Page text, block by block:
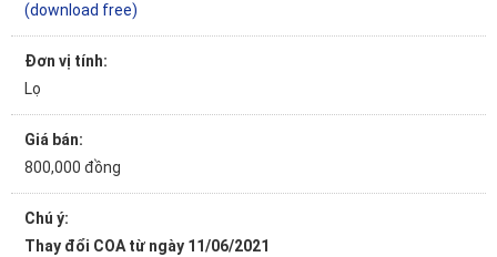
(download free)
Đơn vị tính:
Lọ
Giá bán:
800,000 đồng
Chú ý:
Thay đổi COA từ ngày 11/06/2021